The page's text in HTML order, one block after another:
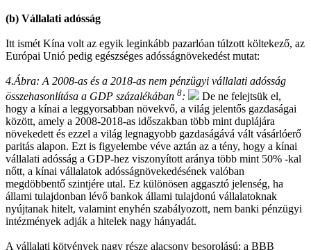
(b) Vállalati adósság
Itt ismét Kína volt az egyik leginkább pazarlóan túlzott költekező, az
Európai Unió pedig egészséges adósságnövekedést mutat:
4.Ábra: A 2008-as és a 2018-as nem pénzügyi vállalati adósság
összehasonlítása a GDP százalékában 8:
De ne felejtsük el,
hogy a kínai a leggyorsabban növekvő, a világ jelentős gazdaságai
között, amely a 2008-2018-as időszakban több mint duplájára
növekedett és ezzel a világ legnagyobb gazdaságává vált vásárlóerő
paritás alapon. Ezt is figyelembe véve aztán az a tény, hogy a kínai
vállalati adósság a GDP-hez viszonyított aránya több mint 50% -kal
nőtt, a kínai vállalatok adósságnövekedésének valóban
megdöbbentő szintjére utal. Ez különösen aggasztó jelenség, ha
állami tulajdonban lévő bankok állami tulajdonú vállalatoknak
nyújtanak hitelt, valamint enyhén szabályozott, nem banki pénzügyi
intézmények adják a hitelek nagy hányadát.
A vállalati kötvények nagy része alacsony besorolású: a BBB